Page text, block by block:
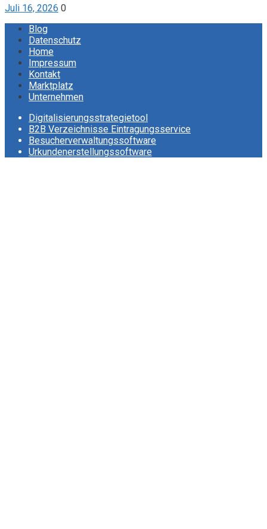
Juli 16, 2026 0
Blog
Datenschutz
Home
Impressum
Kontakt
Marktplatz
Unternehmen
Digitalisierungsstrategietool
B2B Verzeichnisse Eintragungsservice
Besucherverwaltungssoftware
Urkundenerstellungssoftware